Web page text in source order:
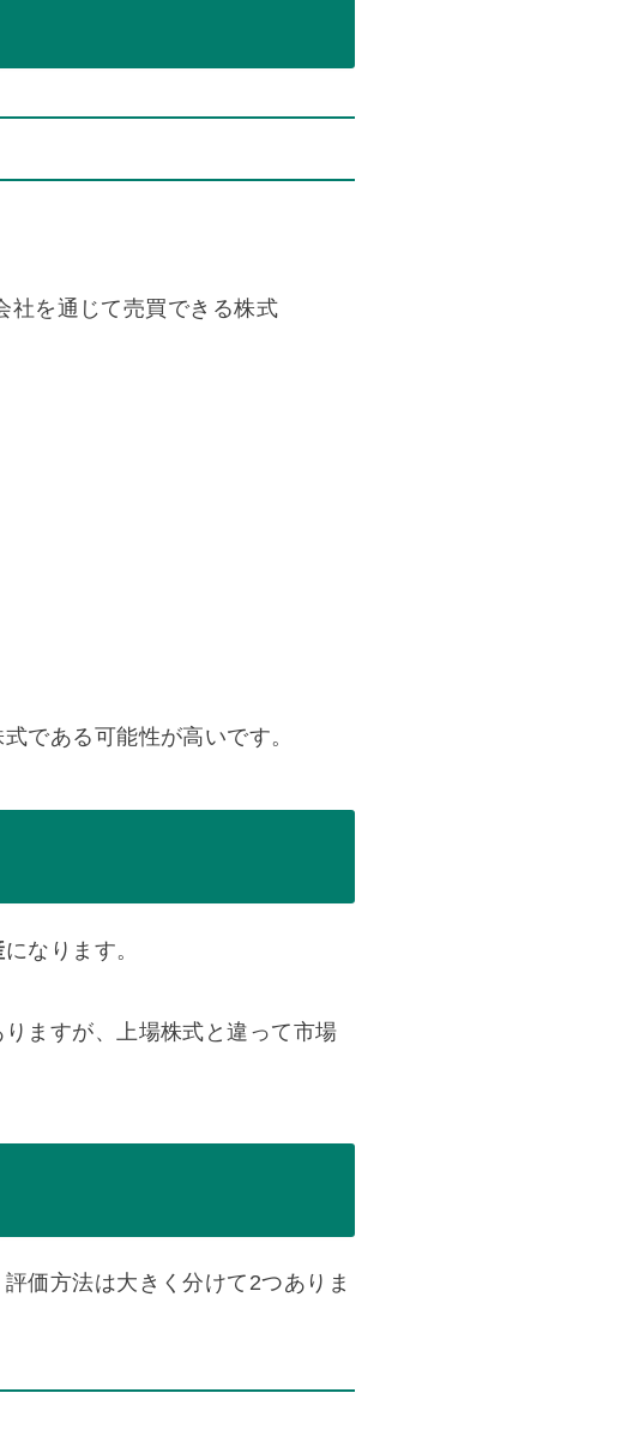
社を通じて売買できる株式
である可能性が高いです。
になります。
ますが、上場株式と違って市場
価方法は大きく分けて2つありま